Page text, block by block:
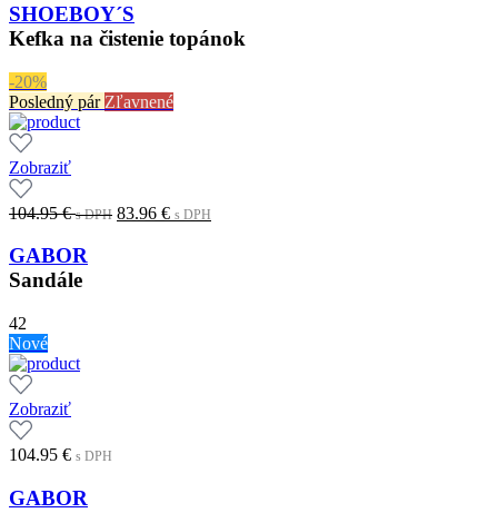
SHOEBOY´S
Kefka na čistenie topánok
-20%
Posledný pár Zľavnené
Zobraziť
104.95€s DPH Original
83.96 € s DPH
GABOR
Sandále
42
Nové
Zobraziť
104.95 € s DPH
GABOR